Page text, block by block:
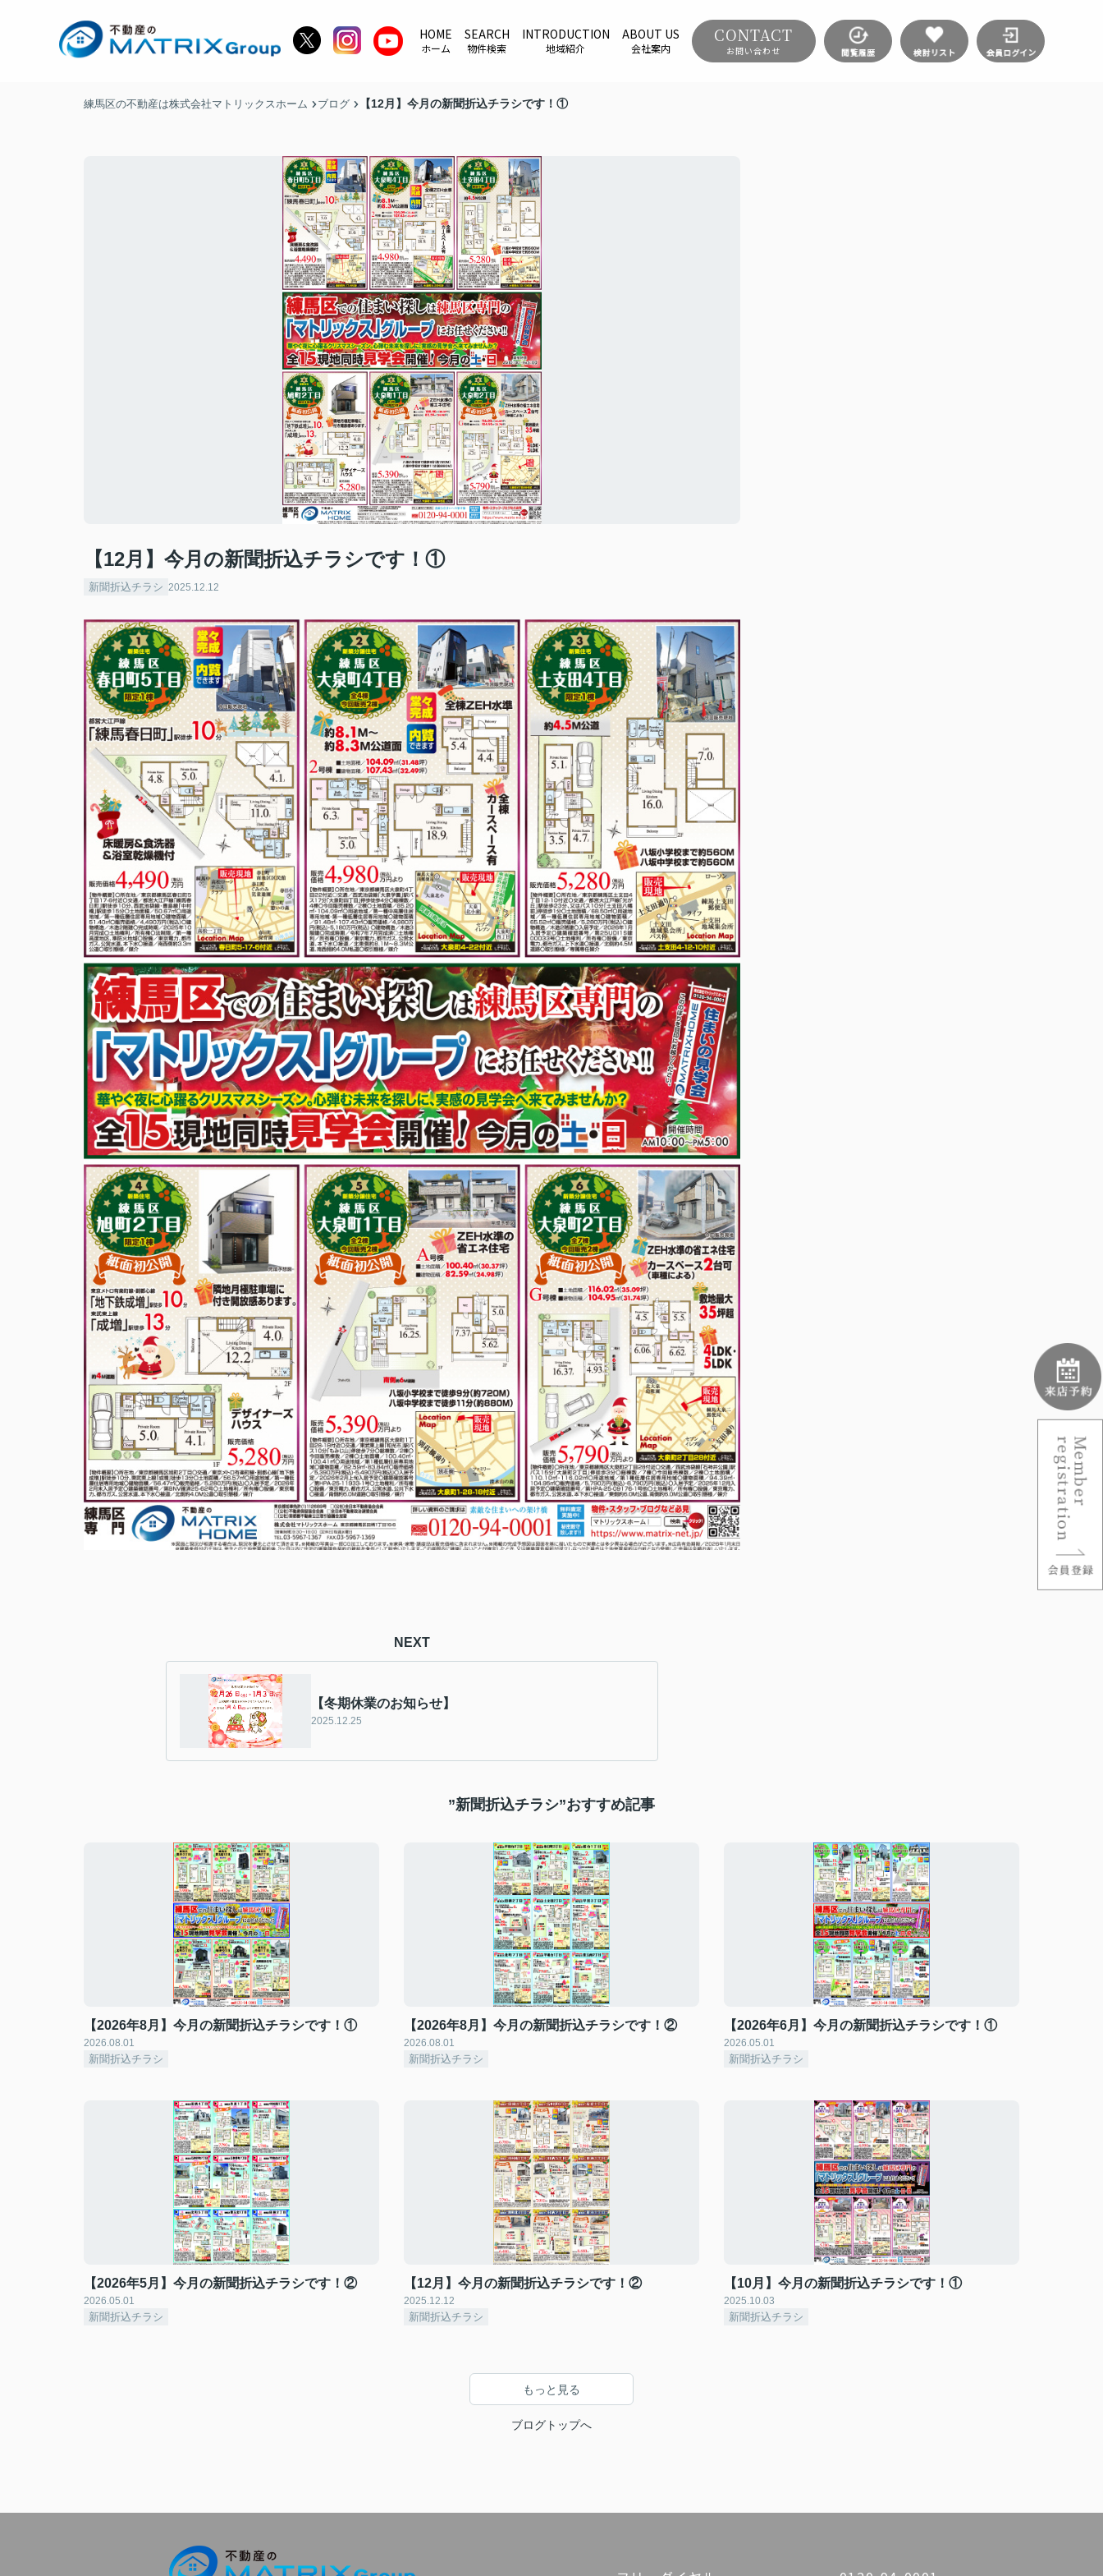
HOME
ホーム
SEARCH
物件検索
INTRODUCTION
地域紹介
ABOUT US
会社案内
CONTACT
お問い合わせ
練馬区の不動産は株式会社マトリックスホーム ブログ 【12月】今月の新聞折込チラシです！①
【12月】今月の新聞折込チラシです！①
新聞折込チラシ 2025.12.12
NEXT
【冬期休業のお知らせ】
2025.12.25
”新聞折込チラシ”おすすめ記事
【2026年8月】今月の新聞折込チラシです！①
2026.08.01
新聞折込チラシ
【2026年8月】今月の新聞折込チラシです！②
2026.08.01
新聞折込チラシ
【2026年6月】今月の新聞折込チラシです！①
2026.05.01
新聞折込チラシ
【2026年5月】今月の新聞折込チラシです！②
2026.05.01
新聞折込チラシ
【12月】今月の新聞折込チラシです！②
2025.12.12
新聞折込チラシ
【10月】今月の新聞折込チラシです！①
2025.10.03
新聞折込チラシ
もっと見る
ブログトップへ